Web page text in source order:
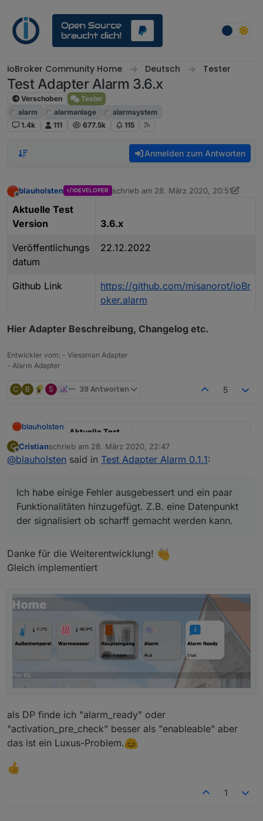
ioBroker Community Home Deutsch Tester
Test Adapter Alarm 3.6.x
Verschoben
Tester
alarm
alarmanlage
alarmsystem
1.4k
111 677.5k 115
Anmelden zum Antworten
Offline
blauholsten DEVELOPER schrieb am 28. März 2020, 20:51
zuletzt editiert von blauholsten1. Juni
Aktuelle Test
Version
3.6.x
Veröffentlichungs
datum
22.12.2022
Github Link
https://github.com/misanorot/ioBr
oker.alarm
Hier Adapter Beschreibung, Changelog etc.
Entwickler vom: - Viessman Adapter
- Alarm Adapter
C B S 39 Antworten 5
blauholsten
Aktuelle Test
Version
3.6.x
Veröffentlichun
22.12.2022
Github Link
https://github.com/misanorot/
ioBroker.alarm
C
Offline
Cristianschrieb am 28. März 2020, 22:47
zuletzt editiert von
@blauholsten said in Test Adapter Alarm 0.1.1:
Ich habe einige Fehler ausgebessert und ein paar
Funktionalitäten hinzugefügt. Z.B. eine Datenpunkt
der signalisiert ob scharff gemacht werden kann.
Danke für die Weiterentwicklung!
Gleich implementiert
als DP finde ich "alarm_ready" oder
"activation_pre_check" besser als "enableable" aber
das ist ein Luxus-Problem.
1